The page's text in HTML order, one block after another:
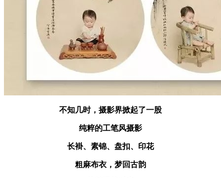
不知几时，摄影界掀起了一股
纯粹的工笔风摄影
长褂、素锦、盘扣、印花
粗麻布衣，梦回古韵